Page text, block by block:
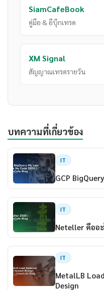
SiamCafeBook
คู่มือ & อีบุ๊กเทรด
XM Signal
สัญญาณเทรดรายวัน
บทความที่เกี่ยวข้อง
IT
GCP
IT
Neteller คืออ
IT
MetalLB
Design